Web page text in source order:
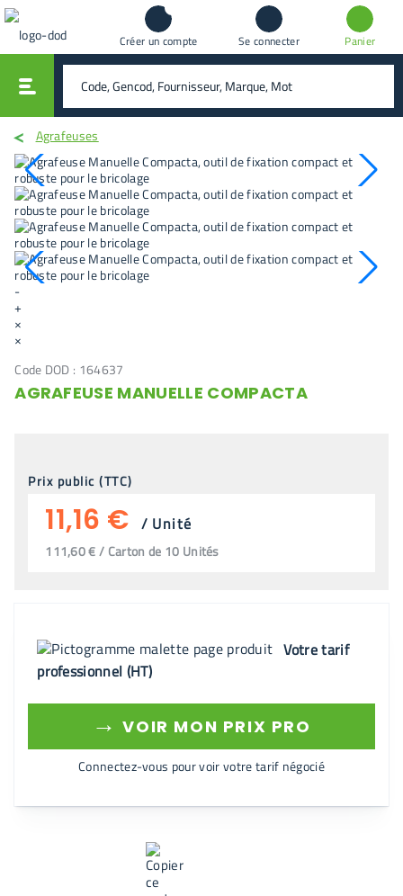
Créer un compte Se connecter Panier
rechercher
Agrafeuses
-
+
×
×
Code DOD : 164637
AGRAFEUSE MANUELLE COMPACTA
Prix public (TTC)
11,16 € / Unité
111,60 € / Carton de 10 Unités
Votre tarif
professionnel (HT)
→ VOIR MON PRIX PRO
Connectez-vous pour voir votre tarif négocié